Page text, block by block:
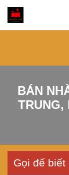
BÁN
TRUNG,
Gọi để biết